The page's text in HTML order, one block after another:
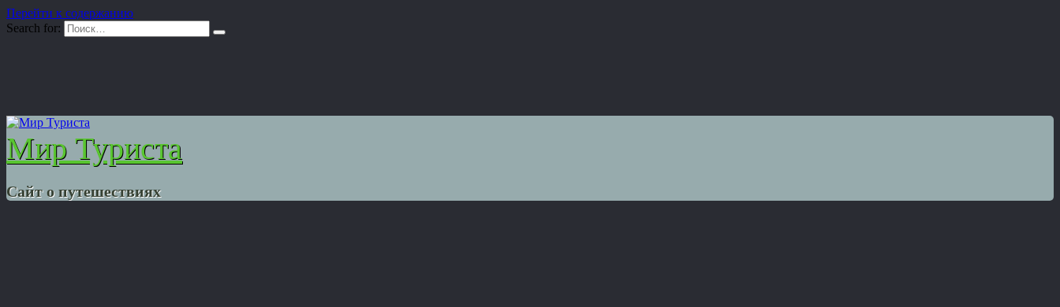
Перейти к содержанию
Search for:
Мир Туриста
Сайт о путешествиях